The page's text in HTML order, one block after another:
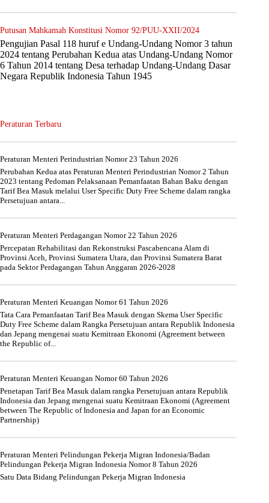
Putusan Mahkamah Konstitusi Nomor 92/PUU-XXII/2024
Pengujian Pasal 118 huruf e Undang-Undang Nomor 3 tahun
2024 tentang Perubahan Kedua atas Undang-Undang Nomor
6 Tahun 2014 tentang Desa terhadap Undang-Undang Dasar
Negara Republik Indonesia Tahun 1945
Peraturan Terbaru
Peraturan Menteri Perindustrian Nomor 23 Tahun 2026
Perubahan Kedua atas Peraturan Menteri Perindustrian Nomor 2 Tahun
2023 tentang Pedoman Pelaksanaan Pemanfaatan Bahan Baku dengan
Tarif Bea Masuk melalui User Specific Duty Free Scheme dalam rangka
Persetujuan antara...
Peraturan Menteri Perdagangan Nomor 22 Tahun 2026
Percepatan Rehabilitasi dan Rekonstruksi Pascabencana Alam di
Provinsi Aceh, Provinsi Sumatera Utara, dan Provinsi Sumatera Barat
pada Sektor Perdagangan Tahun Anggaran 2026-2028
Peraturan Menteri Keuangan Nomor 61 Tahun 2026
Tata Cara Pemanfaatan Tarif Bea Masuk dengan Skema User Specific
Duty Free Scheme dalam Rangka Persetujuan antara Republik Indonesia
dan Jepang mengenai suatu Kemitraan Ekonomi (Agreement between
the Republic of...
Peraturan Menteri Keuangan Nomor 60 Tahun 2026
Penetapan Tarif Bea Masuk dalam rangka Persetujuan antara Republik
Indonesia dan Jepang mengenai suatu Kemitraan Ekonomi (Agreement
between The Republic of Indonesia and Japan for an Economic
Partnership)
Peraturan Menteri Pelindungan Pekerja Migran Indonesia/Badan
Pelindungan Pekerja Migran Indonesia Nomor 8 Tahun 2026
Satu Data Bidang Pelindungan Pekerja Migran Indonesia